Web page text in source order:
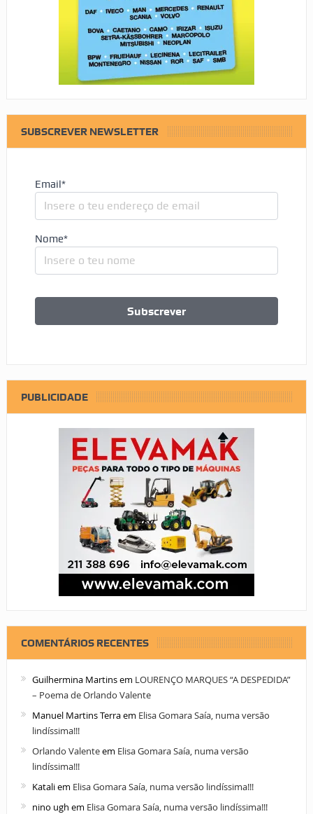
SUBSCREVER NEWSLETTER
Email*
Nome*
PUBLICIDADE
COMENTÁRIOS RECENTES
Guilhermina Martinsem LOURENÇO MARQUES “A DESPEDIDA”
– Poema de Orlando Valente
Manuel Martins Terraem Elisa Gomara Saía, numa versão
lindíssima!!!
Orlando Valenteem Elisa Gomara Saía, numa versão
lindíssima!!!
Kataliem Elisa Gomara Saía, numa versão lindíssima!!!
nino ugh em Elisa Gomara Saía, numa versão lindíssima!!!